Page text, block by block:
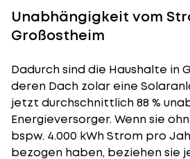
Unabhängigkeit vom
Großostheim
Dadurch sind die Haushalte in
deren Dach zolar eine
jetzt durchschnittlich 88 %
Energieversorger. Wenn sie
bspw. 4.000 kWh Strom pro
bezogen haben, beziehen sie